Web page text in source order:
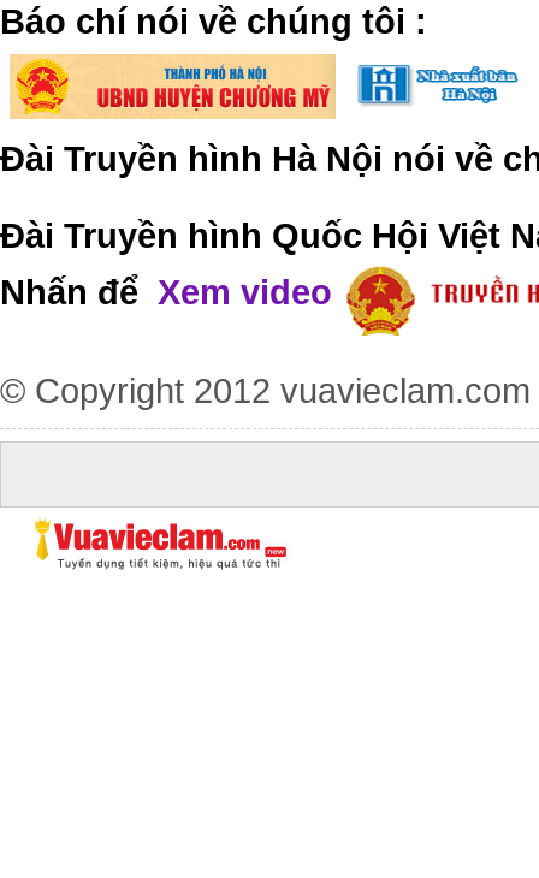
​Báo chí nói về chúng tôi :
Đài Truyền hình Hà Nội nói về
Đài Truyền hình Quốc Hội Việt
Nhấn để Xem video
© Copyright 2012 vuavieclam.com